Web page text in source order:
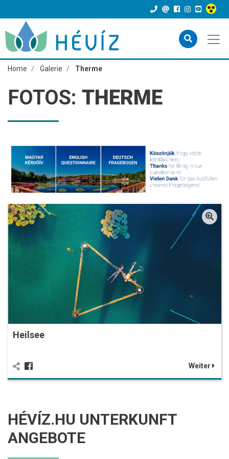
Home Galerie Therme
FOTOS: THERME
Heilsee
Weiter
HÉVÍZ.HU UNTERKUNFT
ANGEBOTE